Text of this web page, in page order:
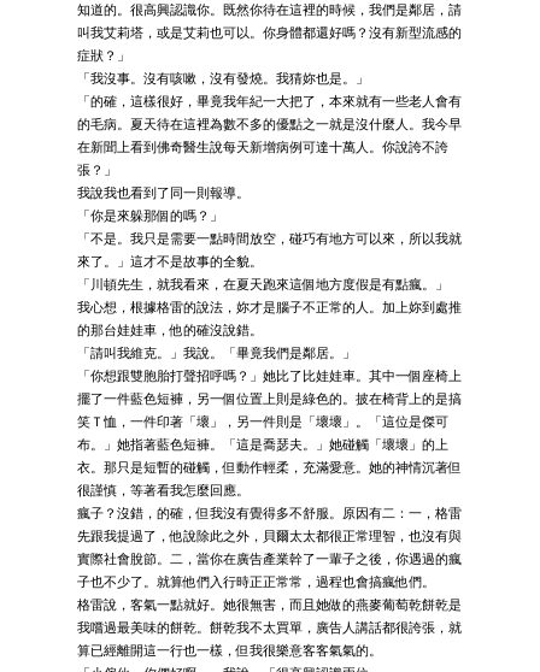
知道的。很高興認識你。既然你待在這裡的時候，我們是鄰居，請
叫我艾莉塔，或是艾莉也可以。你身體都還好嗎？沒有新型流感的
症狀？」
「我沒事。沒有咳嗽，沒有發燒。我猜妳也是。」
「的確，這樣很好，畢竟我年紀一大把了，本來就有一些老人會有
的毛病。夏天待在這裡為數不多的優點之一就是沒什麼人。我今早
在新聞上看到佛奇醫生說每天新增病例可達十萬人。你說誇不誇
張？」
我說我也看到了同一則報導。
「你是來躲那個的嗎？」
「不是。我只是需要一點時間放空，碰巧有地方可以來，所以我就
來了。」這才不是故事的全貌。
「川頓先生，就我看來，在夏天跑來這個地方度假是有點瘋。」
我心想，根據格雷的說法，妳才是腦子不正常的人。加上妳到處推
的那台娃娃車，他的確沒說錯。
「請叫我維克。」我說。「畢竟我們是鄰居。」
「你想跟雙胞胎打聲招呼嗎？」她比了比娃娃車。其中一個座椅上
擺了一件藍色短褲，另一個位置上則是綠色的。披在椅背上的是搞
笑Ｔ恤，一件印著「壞」，另一件則是「壞壞」。「這位是傑可
布。」她指著藍色短褲。「這是喬瑟夫。」她碰觸「壞壞」的上
衣。那只是短暫的碰觸，但動作輕柔，充滿愛意。她的神情沉著但
很謹慎，等著看我怎麼回應。
瘋子？沒錯，的確，但我沒有覺得多不舒服。原因有二：一，格雷
先跟我提過了，他說除此之外，貝爾太太都很正常理智，也沒有與
實際社會脫節。二，當你在廣告產業幹了一輩子之後，你遇過的瘋
子也不少了。就算他們入行時正正常常，過程也會搞瘋他們。
格雷說，客氣一點就好。她很無害，而且她做的燕麥葡萄乾餅乾是
我嚐過最美味的餅乾。餅乾我不太買單，廣告人講話都很誇張，就
算已經離開這一行也一樣，但我很樂意客客氣氣的。